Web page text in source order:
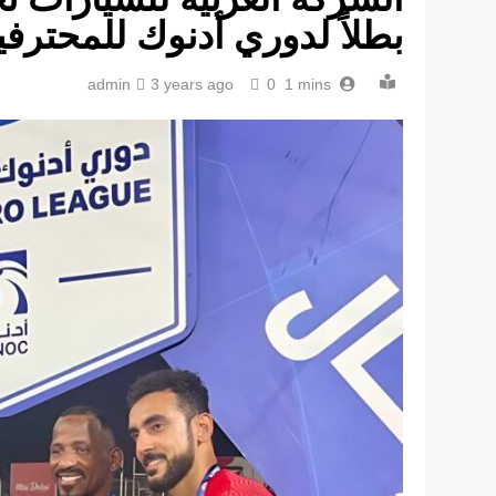
بطلاً لدوري أدنوك للمحترفين
admin 3 years ago 0 1 mins